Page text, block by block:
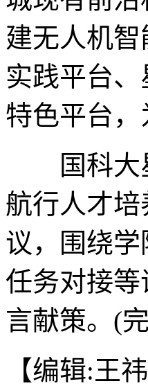
建无人机
实践平台
特色平台
国科大星
航行人才
议，围绕
任务对接
言献策。(
【编辑:王祎